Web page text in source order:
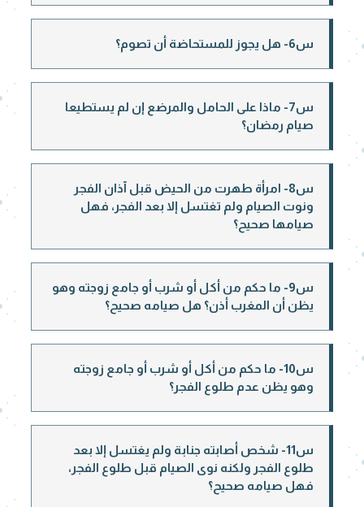
س6- هل يجوز للمستحاضة أن تصوم؟
س7- ماذا على الحامل والمرضع إن لم يستطيعا
صيام رمضان؟
س8- امرأة طهرت من الحيض قبل آذان الفجر
ونوت الصيام ولم تغتسل إلا بعد الفجر، فهل
صيامها صحيح؟
س9- ما حكم من أكل أو شرب أو جامع زوجته وهو
يظن أن المغرب أذن؟ هل صيامه صحيح؟
س10- ما حكم من أكل أو شرب أو جامع زوجته
وهو يظن عدم طلوع الفجر؟
س11- شخص أصابته جنابة ولم يغتسل إلا بعد
طلوع الفجر ولكنه نوى الصيام قبل طلوع الفجر،
فهل صيامه صحيح؟